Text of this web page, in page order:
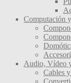
Computación
Audio, Vídeo
Cables